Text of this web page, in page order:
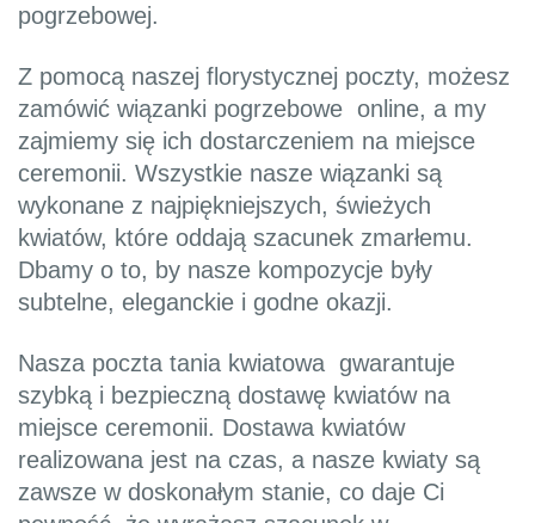
pogrzebowej.
Z pomocą naszej florystycznej poczty, możesz
zamówić wiązanki pogrzebowe online, a my
zajmiemy się ich dostarczeniem na miejsce
ceremonii. Wszystkie nasze wiązanki są
wykonane z najpiękniejszych, świeżych
kwiatów, które oddają szacunek zmarłemu.
Dbamy o to, by nasze kompozycje były
subtelne, eleganckie i godne okazji.
Nasza poczta tania kwiatowa gwarantuje
szybką i bezpieczną dostawę kwiatów na
miejsce ceremonii. Dostawa kwiatów
realizowana jest na czas, a nasze kwiaty są
zawsze w doskonałym stanie, co daje Ci